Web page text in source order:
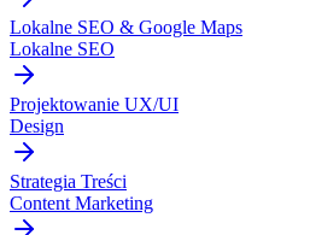
Lokalne SEO & Google Maps
Lokalne SEO
Projektowanie UX/UI
Design
Strategia Treści
Content Marketing